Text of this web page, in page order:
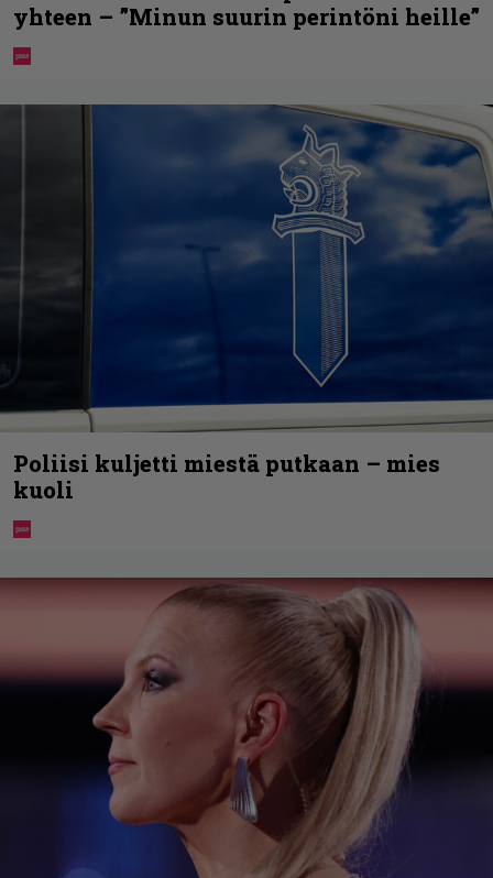
yhteen – ”Minun suurin perintöni heille”
Poliisi kuljetti miestä putkaan – mies
kuoli